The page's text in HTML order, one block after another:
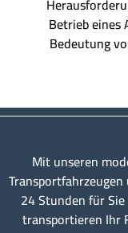
Betrieb eines
Bedeutung
Mit unseren
24 Stunden für
transportieren Ihr